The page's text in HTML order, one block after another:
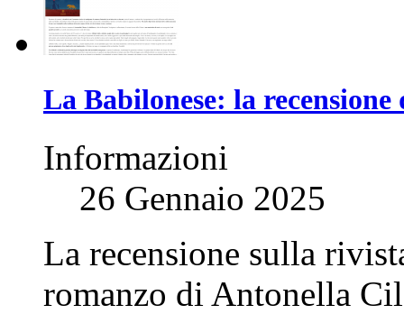
La Babilonese: la
Informazioni
26 Gennaio 2025
La recensione sulla
romanzo di Antonella